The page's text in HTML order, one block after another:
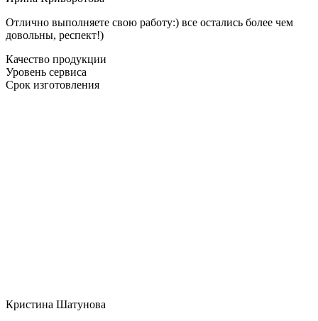
Отлично выполняете свою работу:) все остались более чем
довольны, респект!)
Качество продукции
Уровень сервиса
Срок изготовления
Кристина Шатунова